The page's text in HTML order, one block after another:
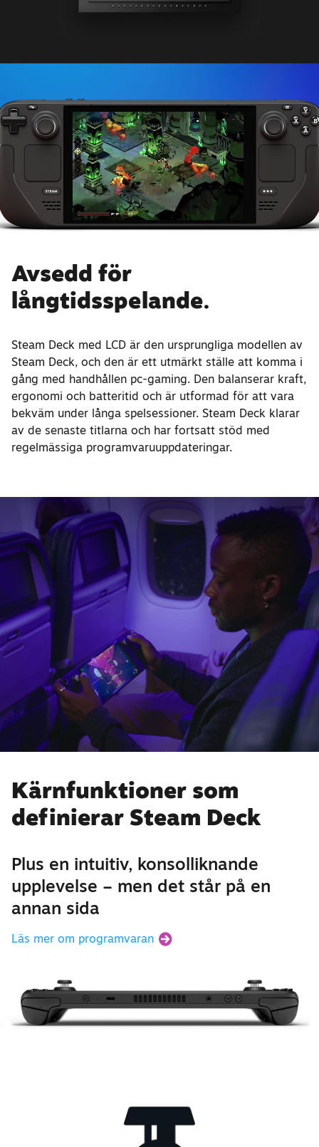
Avsedd för
långtidsspelande.
Steam Deck med LCD är den ursprungliga modellen av
Steam Deck, och den är ett utmärkt ställe att komma i
gång med handhållen pc-gaming. Den balanserar kraft,
ergonomi och batteritid och är utformad för att vara
bekväm under långa spelsessioner. Steam Deck klarar
av de senaste titlarna och har fortsatt stöd med
regelmässiga programvaruuppdateringar.
Kärnfunktioner som
definierar Steam Deck
Plus en intuitiv, konsolliknande
upplevelse – men det står på en
annan sida
Läs mer om programvaran